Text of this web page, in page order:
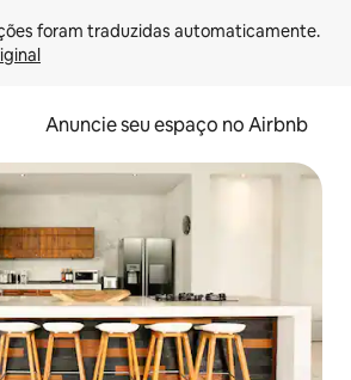
Anuncie seu espaço no Airbnb